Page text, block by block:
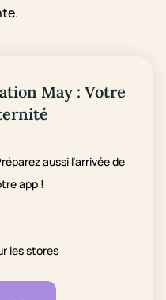
May : Votre
aussi l’arrivée de
app !
les stores